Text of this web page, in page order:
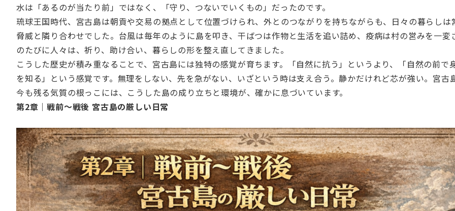
水は「あるのが当たり前」ではなく、「守り、つないでいくもの」だったのです。
琉球王国時代、宮古島は朝貢や交易の拠点として位置づけられ、外とのつながりを持ちながらも、日々の暮らしは
脅威と隣り合わせでした。台風は毎年のように島を叩き、干ばつは作物と生活を追い詰め、疫病は村の営みを一変
のたびに人々は、祈り、助け合い、暮らしの形を整え直してきました。
こうした歴史が積み重なることで、宮古島には独特の感覚が育ちます。「自然に抗う」というより、「自然の前で
を知る」という感覚です。無理をしない、先を急がない、いざという時は支え合う。静かだけれど芯が強い。宮古
今も残る気質の根っこには、こうした島の成り立ちと環境が、確かに息づいています。
第2章｜戦前〜戦後 宮古島の厳しい日常